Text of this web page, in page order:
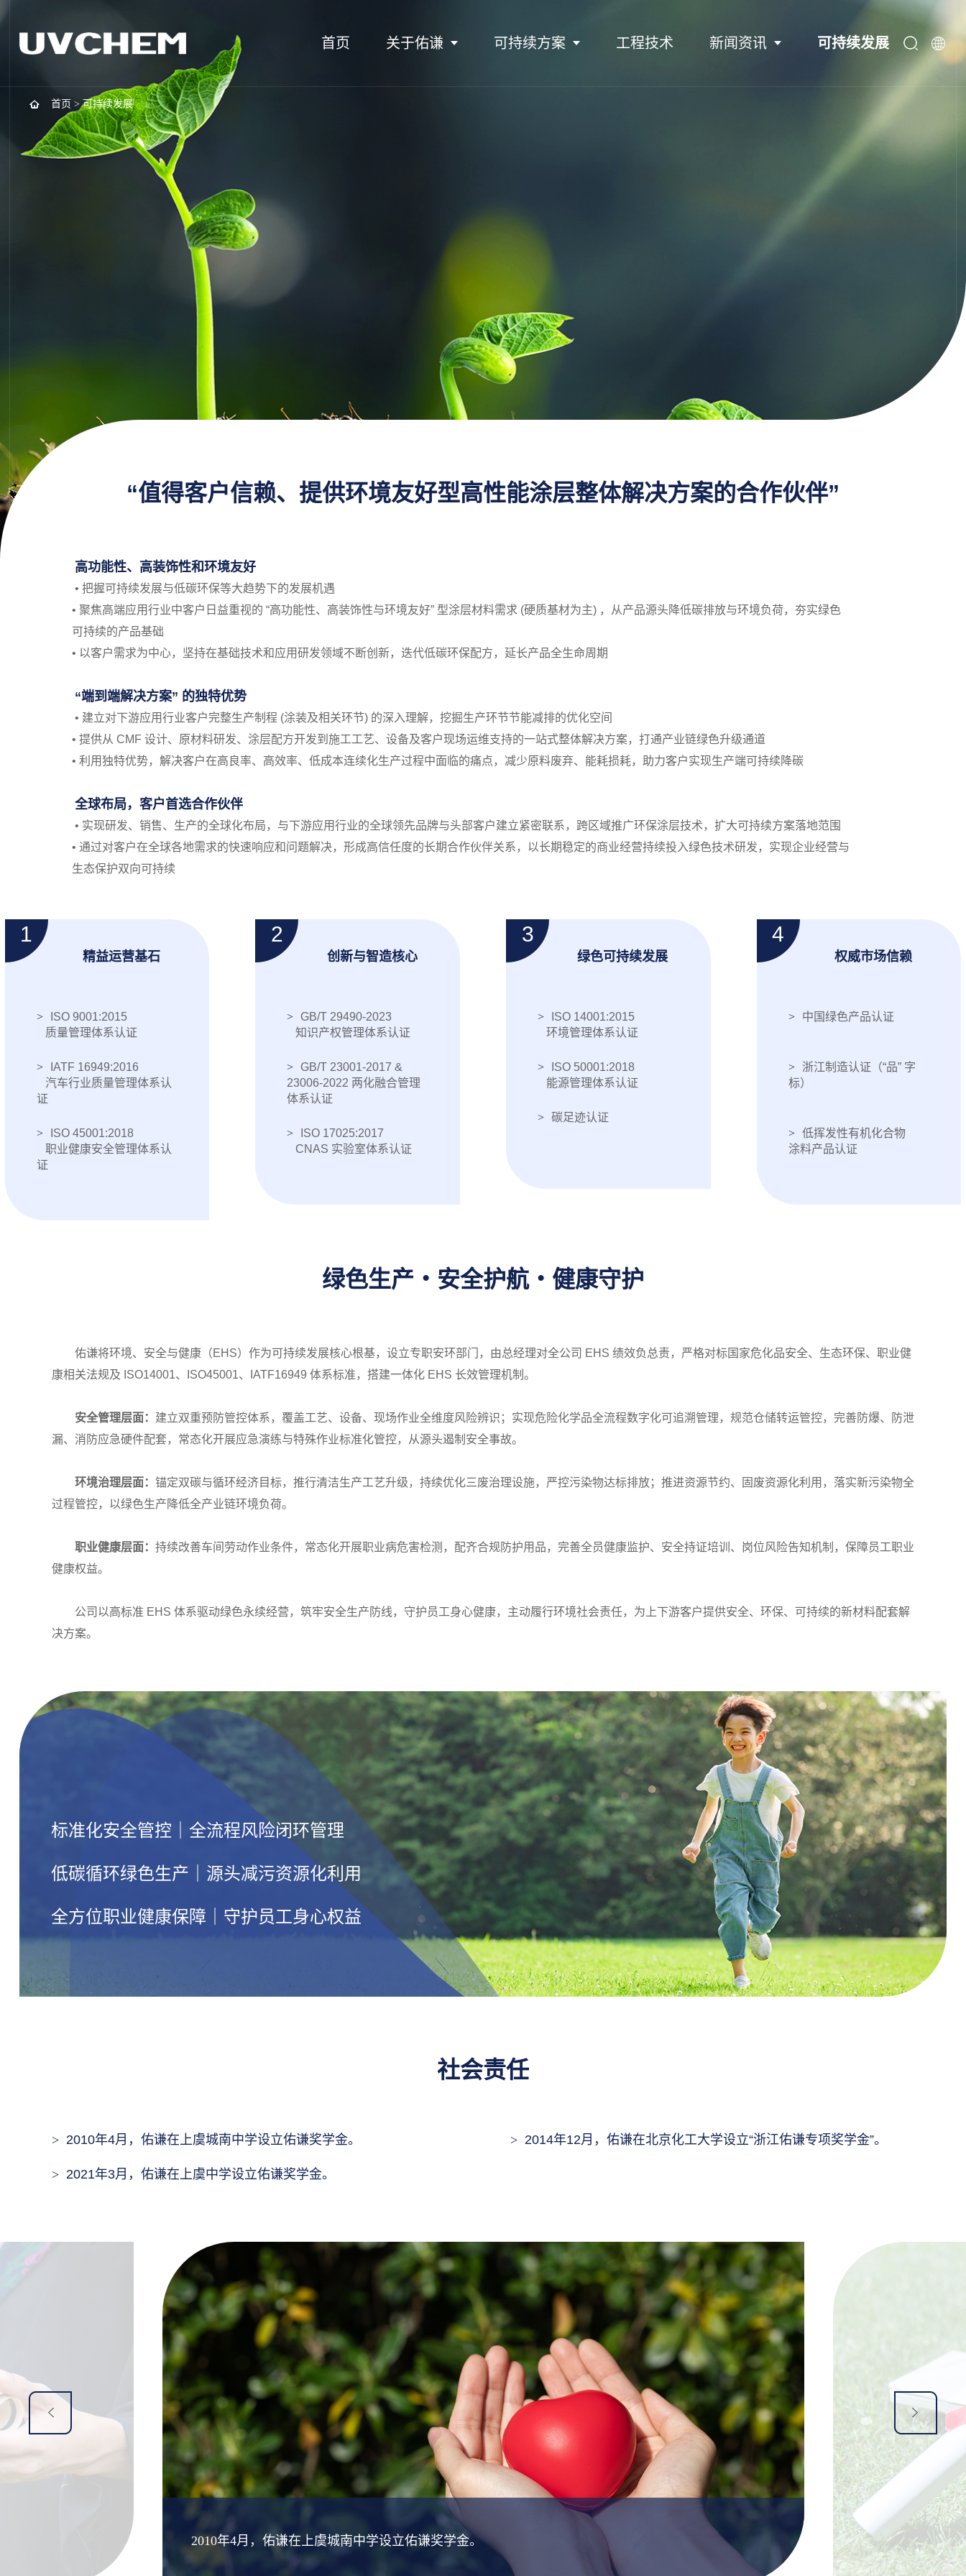
首页 关于佑谦 可持续方案 工程技术 新闻资讯 可持续发展
首页 >可持续发展
“值得客户信赖、提供环境友好型高性能涂层整体解决方案的合作伙伴”
高功能性、高装饰性和环境友好
• 把握可持续发展与低碳环保等大趋势下的发展机遇
• 聚焦高端应用行业中客户日益重视的 “高功能性、高装饰性与环境友好” 型涂层材料需求 (硬质基材为主) ，从产品源头降低碳排放与环境负荷，夯实绿色
可持续的产品基础
• 以客户需求为中心，坚持在基础技术和应用研发领域不断创新，迭代低碳环保配方，延长产品全生命周期
“端到端解决方案” 的独特优势
• 建立对下游应用行业客户完整生产制程 (涂装及相关环节) 的深入理解，挖掘生产环节节能减排的优化空间
• 提供从 CMF 设计、原材料研发、涂层配方开发到施工工艺、设备及客户现场运维支持的一站式整体解决方案，打通产业链绿色升级通道
• 利用独特优势，解决客户在高良率、高效率、低成本连续化生产过程中面临的痛点，减少原料废弃、能耗损耗，助力客户实现生产端可持续降碳
全球布局，客户首选合作伙伴
• 实现研发、销售、生产的全球化布局，与下游应用行业的全球领先品牌与头部客户建立紧密联系，跨区域推广环保涂层技术，扩大可持续方案落地范围
• 通过对客户在全球各地需求的快速响应和问题解决，形成高信任度的长期合作伙伴关系，以长期稳定的商业经营持续投入绿色技术研发，实现企业经营与
生态保护双向可持续
精益运营基石
ISO 9001:2015
质量管理体系认证
IATF 16949:2016
汽车行业质量管理体系认
证
ISO 45001:2018
职业健康安全管理体系认
证
创新与智造核心
GB/T 29490-2023
知识产权管理体系认证
GB/T 23001-2017 &
23006-2022 两化融合管理
体系认证
ISO 17025:2017
CNAS 实验室体系认证
绿色可持续发展
ISO 14001:2015
环境管理体系认证
ISO 50001:2018
能源管理体系认证
碳足迹认证
权威市场信赖
中国绿色产品认证
浙江制造认证（“品” 字
标）
低挥发性有机化合物
涂料产品认证
绿色生产・安全护航・健康守护
佑谦将环境、安全与健康（EHS）作为可持续发展核心根基，设立专职安环部门，由总经理对全公司 EHS 绩效负总责，严格对标国家危化品安全、生态环保、职业健
康相关法规及 ISO14001、ISO45001、IATF16949 体系标准，搭建一体化 EHS 长效管理机制。
安全管理层面： 建立双重预防管控体系，覆盖工艺、设备、现场作业全维度风险辨识；实现危险化学品全流程数字化可追溯管理，规范仓储转运管控，完善防爆、防泄
漏、消防应急硬件配套，常态化开展应急演练与特殊作业标准化管控，从源头遏制安全事故。
环境治理层面： 锚定双碳与循环经济目标，推行清洁生产工艺升级，持续优化三废治理设施，严控污染物达标排放；推进资源节约、固废资源化利用，落实新污染物全
过程管控，以绿色生产降低全产业链环境负荷。
职业健康层面： 持续改善车间劳动作业条件，常态化开展职业病危害检测，配齐合规防护用品，完善全员健康监护、安全持证培训、岗位风险告知机制，保障员工职业
健康权益。
公司以高标准 EHS 体系驱动绿色永续经营，筑牢安全生产防线，守护员工身心健康，主动履行环境社会责任，为上下游客户提供安全、环保、可持续的新材料配套解
决方案。
标准化安全管控｜全流程风险闭环管理
低碳循环绿色生产｜源头减污资源化利用
全方位职业健康保障｜守护员工身心权益
社会责任
2010年4月，佑谦在上虞城南中学设立佑谦奖学金。 2014年12月，佑谦在北京化工大学设立“浙江佑谦专项奖学金”。
2021年3月，佑谦在上虞中学设立佑谦奖学金。
2010年4月，佑谦在上虞城南中学设立佑谦奖学金。
Next